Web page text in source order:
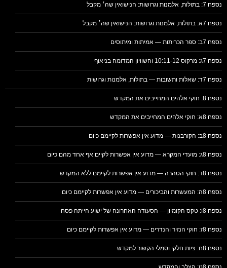
נספח 7: בתולות, אלמנות וגרושות: הנישואין שה׳ מקבל
נספח 7א: בתולות, אלמנות וגרושות: הנישואין שה׳ מקבל
נספח 7ב: ספר הכריתות — אמיתות ומיתוסים
נספח 7ג: מרקוס 10:11-12 והשוויון המדומה בניאוף
נספח 7ד: שאלות ותשובות — בתולות, אלמנות וגרושות
נספח 8: חוקי אלהים המחייבים את המקדש
נספח 8א: חוקי אלהים המחייבים את המקדש
נספח 8ב: הקורבנות — מדוע אין אפשרות לקיימם כיום
נספח 8ג: מועדי המקרא — מדוע אין אפשרות לקיים אף אחד מהם כיום
נספח 8ד: חוקי הטהרה — מדוע אין אפשרות לקיימם ללא המקדש
נספח 8ה: המעשרות והביכורים — מדוע אין אפשרות לקיימם כיום
נספח 8ו: טקס הקומיון — הסעודה האחרונה של ישוע הייתה פסח
נספח 8ז: חוקי הנזיר והנדרים — מדוע אין אפשרות לקיימם כיום
נספח 8ח: ציות חלקי וסמלי הקשור למקדש